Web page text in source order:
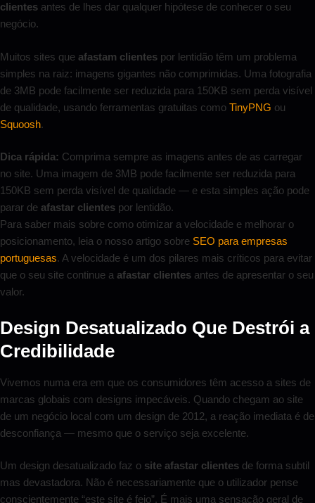
clientes antes de lhes dar qualquer hipótese de conhecer o seu
negócio.
Muitos sites que afastam clientes por lentidão têm um problema
simples na raiz: imagens gigantes não comprimidas. Uma fotografia
de 3MB pode facilmente ser reduzida para 150KB sem perda visível
de qualidade, usando ferramentas gratuitas como TinyPNG ou
Squoosh.
Dica rápida: Comprima sempre as imagens antes de as carregar
no site. Uma imagem de 3MB pode facilmente ser reduzida para
150KB sem perda visível de qualidade — e esta simples ação pode
parar de afastar clientes por lentidão.
Para saber mais sobre como otimizar a velocidade e melhorar o
posicionamento, leia o nosso artigo sobre SEO para empresas
portuguesas. A velocidade é um dos pilares mais críticos para evitar
que o seu site continue a afastar clientes antes de apresentar o seu
valor.
Design Desatualizado Que Destrói a
Credibilidade
Vivemos numa era em que os consumidores têm acesso a sites de
marcas globais com designs impecáveis. Quando chegam ao site
de um negócio local com um design de 2012, a reação imediata é de
desconfiança — mesmo que o serviço seja excelente.
Um design desatualizado faz o site afastar clientes de forma subtil
mas devastadora. Não é necessariamente que o utilizador pense
conscientemente “este site é feio”. É mais uma sensação geral de